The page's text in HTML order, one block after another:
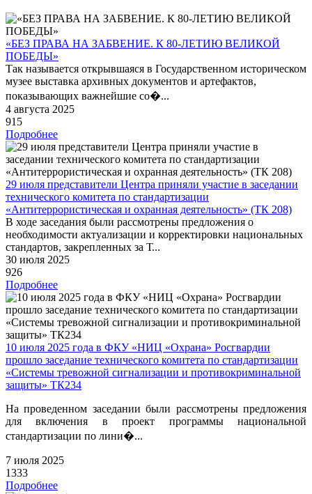
«БЕЗ ПРАВА НА ЗАБВЕНИЕ. К 80-ЛЕТИЮ ВЕЛИКОЙ
ПОБЕДЫ»
Так называется открывшаяся в Государственном историческом
музее выставка архивных документов и артефактов,
показывающих важнейшие со�...
4 августа 2025
915
Подробнее
29 июля представители Центра приняли участие в заседании
технического комитета по стандартизации
«Антитеррористическая и охранная деятельность» (ТК 208)
В ходе заседания были рассмотрены предложения о
необходимости актуализации и корректировки национальных
стандартов, закрепленных за Т...
30 июля 2025
926
Подробнее
10 июля 2025 года в ФКУ «НИЦ «Охрана» Росгвардии
прошло заседание технического комитета по стандартизации
«Системы тревожной сигнализации и противокриминальной
защиты» ТК234
На проведенном заседании были рассмотрены предложения
для включения в проект программы национальной
стандартизации по лини�...
7 июля 2025
1333
Подробнее